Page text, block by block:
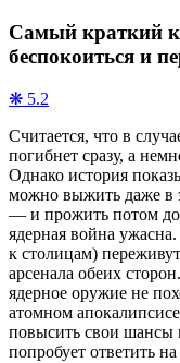
Самый краткий
беспокоиться и
❋ 5.2
Считается, что в
погибнет сразу, а
Однако история
можно выжить даже в
— и прожить потом
ядерная война
к столицам)
арсенала обеих
ядерное оружие не
атомном
повысить свои шансы
попробует ответить